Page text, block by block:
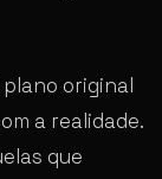
plano original
a realidade.
que